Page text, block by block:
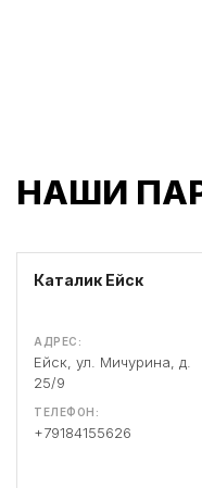
НАШИ
Каталик Ейск
АДРЕС:
Ейск, ул. Мичурина, д.
25/9
ТЕЛЕФОН:
+79184155626